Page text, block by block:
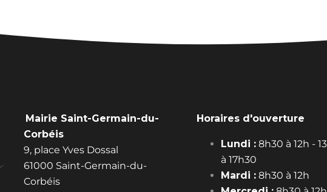
Mairie Saint-Germain-du-
Corbéis
9, place Yves Dossal
61000 Saint-Germain-du-
Corbéis
Horaires d'ouverture
Lundi : 8h30 à 12h -
à 17h30
Mardi : 8h30 à 12h